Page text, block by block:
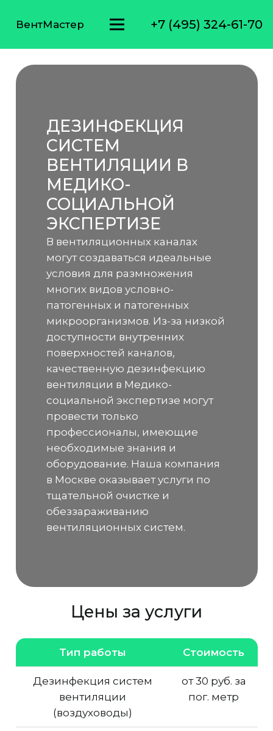
ВентМастер +7 (495) 324-61-70
ДЕЗИНФЕКЦИЯ
СИСТЕМ
ВЕНТИЛЯЦИИ В
МЕДИКО-
СОЦИАЛЬНОЙ
ЭКСПЕРТИЗЕ
В вентиляционных каналах
могут создаваться идеальные
условия для размножения
многих видов условно-
патогенных и патогенных
микроорганизмов. Из-за низкой
доступности внутренних
поверхностей каналов,
качественную дезинфекцию
вентиляции в Медико-
социальной экспертизе могут
провести только
профессионалы, имеющие
необходимые знания и
оборудование. Наша компания
в Москве оказывает услуги по
тщательной очистке и
обеззараживанию
вентиляционных систем.
Цены за услуги
Тип работы Стоимость
Дезинфекция систем
вентиляции
(воздуховоды)
от 30 руб. за
пог. метр